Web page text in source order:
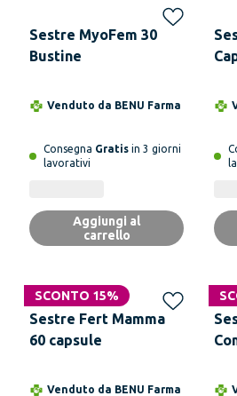
Sestre MyoFem 30
Bustine
Venduto da BENU Farma
Consegna Gratis in 3 giorni
lavorativi
Aggiungi al
carrello
SCONTO 15%
Sestre Fert Mamma
60 capsule
Venduto da BENU Farma